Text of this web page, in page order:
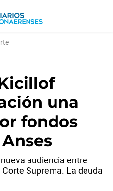
una
fondos
audiencia entre
Suprema. La deuda